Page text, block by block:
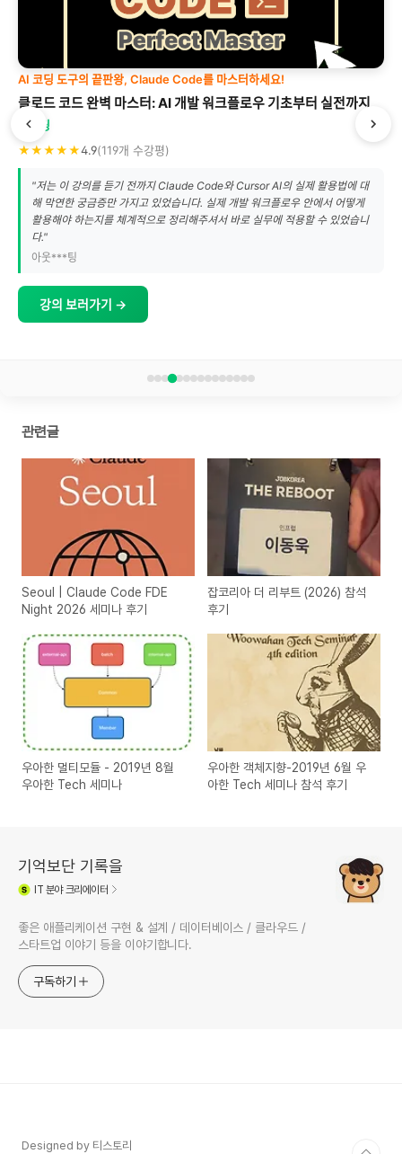
AI 코딩 도구의 끝판왕, Claude Code를 마스터하세요!
클로드 코드 완벽 마스터: AI 개발 워크플로우 기초부터 실전까지
짐코딩
★★★★★4.9(119개 수강평)
"저는 이 강의를 듣기 전까지 Claude Code와 Cursor AI의 실제 활용법에 대
해 막연한 궁금증만 가지고 있었습니다. 실제 개발 워크플로우 안에서 어떻게
활용해야 하는지를 체계적으로 정리해주셔서 바로 실무에 적용할 수 있었습니
다."
아웃***팅
강의 보러가기 →
관련글
Seoul | Claude Code FDE
Night 2026 세미나 후기
잡코리아 더 리부트 (2026) 참석
후기
우아한 멀티모듈 - 2019년 8월
우아한 Tech 세미나
우아한 객체지향-2019년 6월 우
아한 Tech 세미나 참석 후기
기억보단 기록을
IT 분야 크리에이터
좋은 애플리케이션 구현 & 설계 / 데이터베이스 / 클라우드 /
스타트업 이야기 등을 이야기합니다.
구독하기
Designed by 티스토리